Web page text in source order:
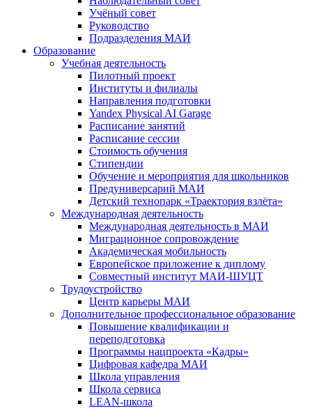
Учёный совет
Руководство
Подразделения МАИ
Образование
Учебная деятельность
Пилотный проект
Институты и филиалы
Направления подготовки
Yandex Physical AI Garage
Расписание занятий
Расписание сессии
Стоимость обучения
Стипендии
Обучение и мероприятия для школьников
Предуниверсарий МАИ
Детский технопарк «Траектория взлёта»
Международная деятельность
Международная деятельность в МАИ
Миграционное сопровождение
Академическая мобильность
Европейское приложение к диплому
Совместный институт МАИ-ШУЦТ
Трудоустройство
Центр карьеры МАИ
Дополнительное профессиональное образование
Повышение квалификации и
переподготовка
Программы нацпроекта «Кадры»
Цифровая кафедра МАИ
Школа управления
Школа сервиса
LEAN-школа